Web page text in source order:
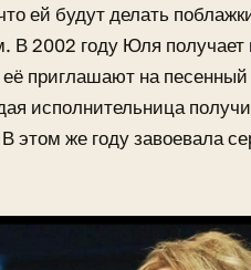
ей будут делать
В 2002 году Юля получает
её приглашают на песенный
исполнительница
В этом же году завоевала